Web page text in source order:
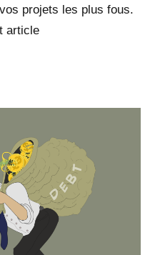
projets les plus fous.
article